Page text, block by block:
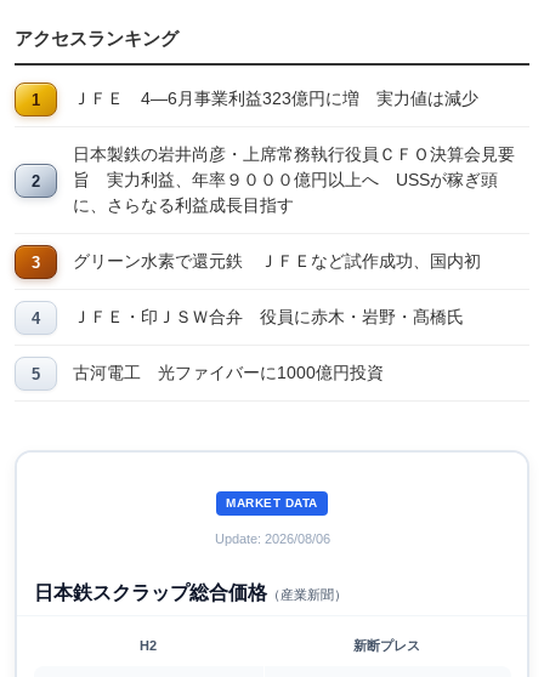
アクセスランキング
ＪＦＥ 4―6月事業利益323億円に増 実力値は減少
日本製鉄の岩井尚彦・上席常務執行役員ＣＦＯ決算会見要
旨 実力利益、年率９０００億円以上へ USSが稼ぎ頭
に、さらなる利益成長目指す
グリーン水素で還元鉄 ＪＦＥなど試作成功、国内初
ＪＦＥ・印ＪＳＷ合弁 役員に赤木・岩野・髙橋氏
古河電工 光ファイバーに1000億円投資
MARKET DATA
Update: 2026/08/06
日本鉄スクラップ総合価格（産業新聞）
H2 新断プレス